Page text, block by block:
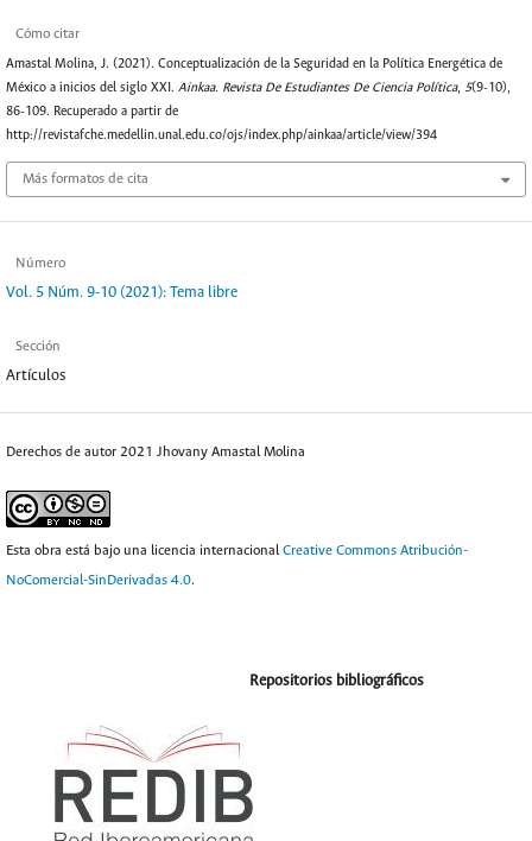
Cómo citar
Amastal Molina, J. (2021). Conceptualización de la Seguridad en la Política Energética de
México a inicios del siglo XXI. Ainkaa. Revista De Estudiantes De Ciencia Política, 5(9-10),
86-109. Recuperado a partir de
http://revistafche.medellin.unal.edu.co/ojs/index.php/ainkaa/article/view/394
Más formatos de cita
Número
Vol. 5 Núm. 9-10 (2021): Tema libre
Sección
Artículos
Derechos de autor 2021 Jhovany Amastal Molina
Esta obra está bajo una licencia internacional Creative Commons Atribución-
NoComercial-SinDerivadas 4.0.
Repositorios bibliográficos